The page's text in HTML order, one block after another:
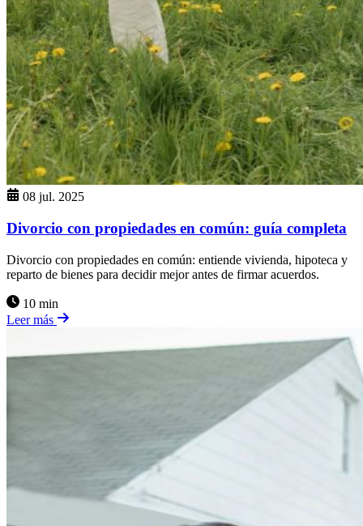
08 jul. 2025
Divorcio con propiedades en común: guía completa
Divorcio con propiedades en común: entiende vivienda, hipoteca y
reparto de bienes para decidir mejor antes de firmar acuerdos.
10 min
Leer más